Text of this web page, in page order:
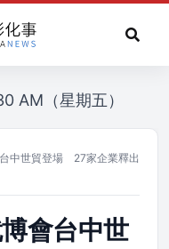
AM（星期五）
中世貿登場 27家企業釋出
會台中世